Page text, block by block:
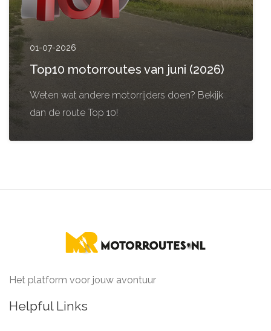
01-07-2026
Top10 motorroutes van juni (2026)
Weten wat andere motorrijders doen? Bekijk
dan de route Top 10!
Het platform voor jouw avontuur
Helpful Links